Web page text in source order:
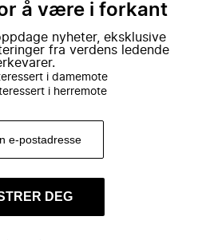
å være i forkant
nyheter, eksklusive
fra verdens ledende
i damemote
i herremote
DEG